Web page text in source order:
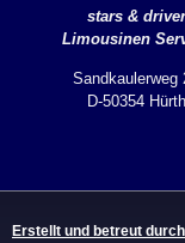
stars & driver
Limousinen
Sandkaulerweg
D-50354 Hürth
Erstellt und betreut